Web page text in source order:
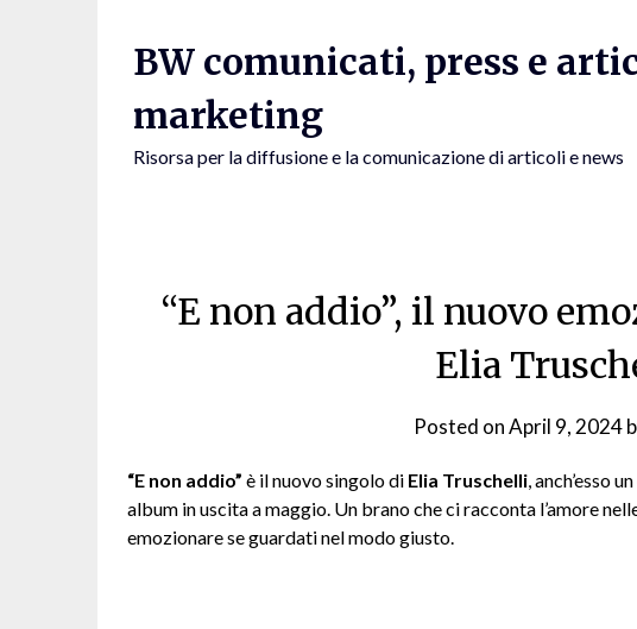
BW comunicati, press e
marketing
Risorsa per la diffusione e la comunicazione di articoli e news
“E non addio”, il nuovo
Elia
Posted onApril 9, 2024
“E non addio” è il nuovo singolo di Elia Truschelli, anch’esso
album in uscita a maggio. Un brano che ci racconta l’amore
emozionare se guardati nel modo giusto.